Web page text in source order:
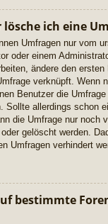
ich eine
Umfragen nur vom
oder einem
ändere den
verknüpft. Wenn
Benutzer die
Sollte allerdings schon
die Umfrage nur noch
gelöscht werden.
Umfragen verhindert
bestimmte